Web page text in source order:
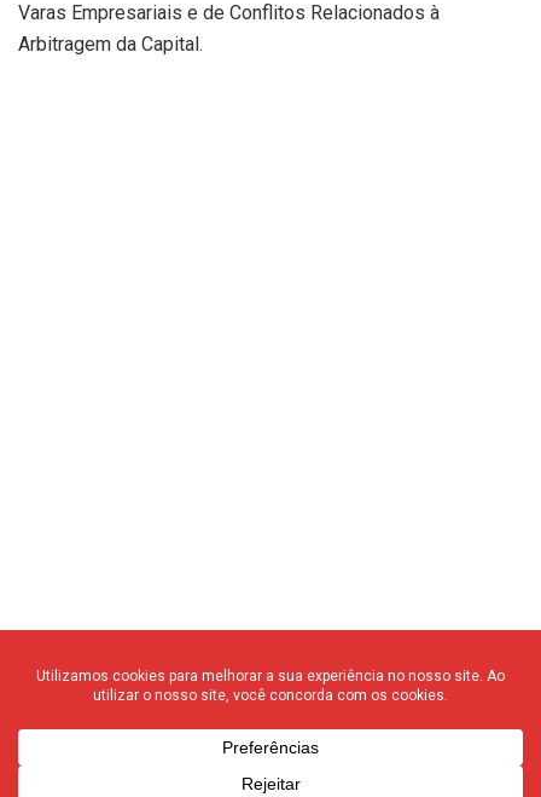
Varas Empresariais e de Conflitos Relacionados à
Arbitragem da Capital.
© 2020 F3 Notícias – Todos os direitos reservados